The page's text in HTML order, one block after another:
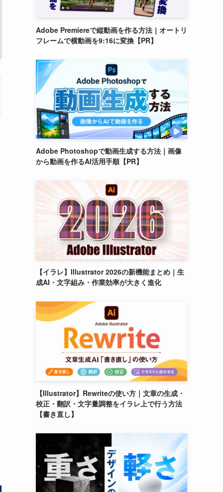
Adobe Premiereで縦動画を作る方法｜オートリ
フレームで横動画を9:16に変換【PR】
Adobe Photoshopで動画生成する方法｜画像
から動画を作るAI活用手順【PR】
【イラレ】Illustrator 2026の新機能まとめ｜生
成AI・文字組み・作業効率が大きく進化
【Illustrator】Rewriteの使い方｜文章の生成・
校正・翻訳・文字量調整をイラレ上で行う方法
【書き直し】